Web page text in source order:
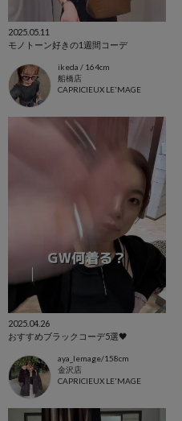
2025.05.11
モノトーン好きの1週間コーデ
ikeda / 164cm
船橋店
CAPRICIEUX LE'MAGE
2025.04.26
おすすめブラックコーデ5選‎🖤
aya_lemage/158cm
金沢店
CAPRICIEUX LE'MAGE